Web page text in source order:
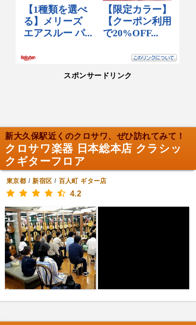
スポンサードリンク
新大久保駅近くのクロサワ、ぜひ訪れてみて！
クロサワ楽器 日本総本店 クラシッ
クギターフロア
東京都 /新宿区 / 百人町 ギター店
4.2